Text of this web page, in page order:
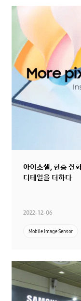
아이소셀, 한층 진
디테일을 더하다
2022-12-06
Mobile Image Sensor